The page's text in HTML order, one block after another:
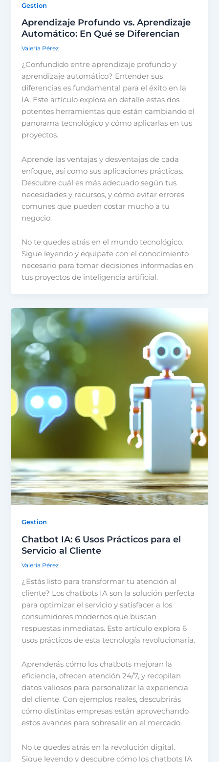
Gestion
Aprendizaje Profundo vs. Aprendizaje
Automático: En Qué se Diferencian
Valeria Pérez
¿Confundido entre aprendizaje profundo y
aprendizaje automático? Entender sus
diferencias es fundamental para el éxito en la
IA. Este artículo explora en detalle estas dos
potentes herramientas que están cambiando el
panorama tecnológico y cómo aplicarlas en tus
proyectos.
Aprende las ventajas y desventajas de cada
enfoque, así como sus aplicaciones prácticas.
Descubre cuál es más adecuado según tus
necesidades y recursos, y cómo evitar errores
comunes que pueden costar mucho a tu
negocio.
No te quedes atrás en el mundo tecnológico.
Sigue leyendo y equipate con el conocimiento
necesario para tomar decisiones informadas en
tus proyectos de inteligencia artificial.
Gestion
Chatbot IA: 6 Usos Prácticos para el
Servicio al Cliente
Valeria Pérez
¿Estás listo para transformar tu atención al
cliente? Los chatbots IA son la solución perfecta
para optimizar el servicio y satisfacer a los
consumidores modernos que buscan
respuestas inmediatas. Este artículo explora 6
usos prácticos de esta tecnología revolucionaria.
Aprenderás cómo los chatbots mejoran la
eficiencia, ofrecen atención 24/7, y recopilan
datos valiosos para personalizar la experiencia
del cliente. Con ejemplos reales, descubrirás
cómo distintas empresas están aprovechando
estos avances para sobresalir en el mercado.
No te quedes atrás en la revolución digital.
Sigue leyendo y descubre cómo los chatbots IA